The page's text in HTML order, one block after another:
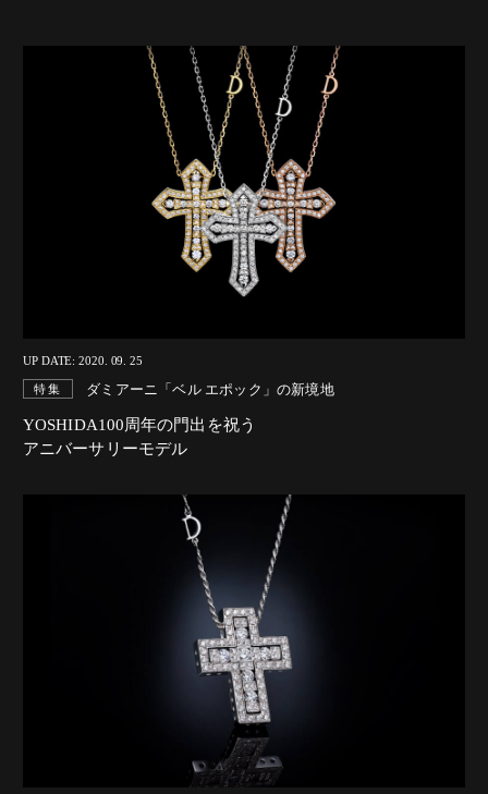
UP DATE: 2020. 09. 25
特集 ダミアーニ「ベル エポック」の新境地
YOSHIDA100周年の門出を祝う
アニバーサリーモデル